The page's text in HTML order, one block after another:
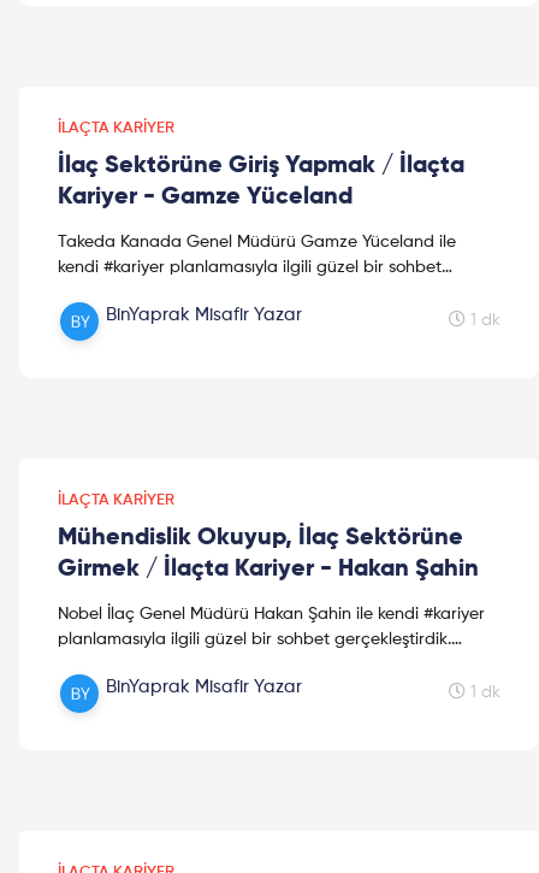
İLAÇTA KARIYER
İlaç Sektörüne Giriş Yapmak / İlaçta
Kariyer - Gamze Yüceland
Takeda Kanada Genel Müdürü Gamze Yüceland ile
kendi #kariyer planlamasıyla ilgili güzel bir sohbet
yar...
BinYaprak Misafir Yazar 1 dk
İLAÇTA KARIYER
Mühendislik Okuyup, İlaç Sektörüne
Girmek / İlaçta Kariyer - Hakan Şahin
Nobel İlaç Genel Müdürü Hakan Şahin ile kendi #kariyer
planlamasıyla ilgili güzel bir sohbet gerçekleştirdik.
BinYaprak Misafir Yazar 1 dk